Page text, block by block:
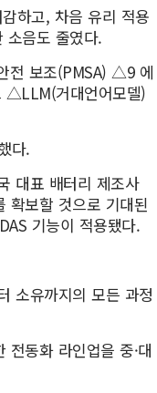
하고, 차음 유리 적용
소음도 줄였다.
전 보조(PMSA) △9 에
△LLM(거대언어모델)
다.
대표 배터리 제조사
확보할 것으로 기대된
기능이 적용됐다.
소유까지의 모든 과정
동화 라인업을 중·대